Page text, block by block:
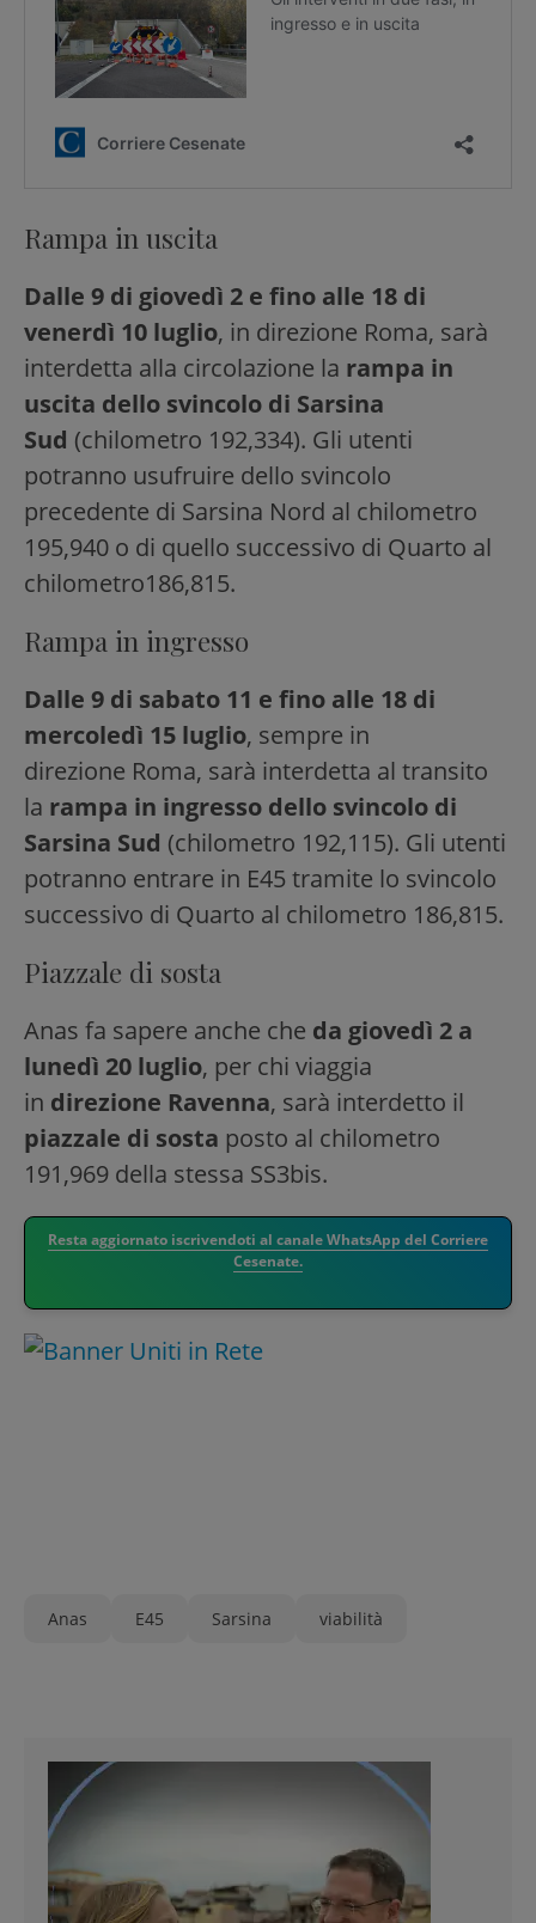
Rampa in uscita
Dalle 9 di giovedì 2 e fino alle 18 di
venerdì 10 luglio, in direzione Roma, sarà
interdetta alla circolazione la rampa in
uscita dello svincolo di Sarsina
Sud (chilometro 192,334). Gli utenti
potranno usufruire dello svincolo
precedente di Sarsina Nord al chilometro
195,940 o di quello successivo di Quarto al
chilometro186,815.
Rampa in ingresso
Dalle 9 di sabato 11 e fino alle 18 di
mercoledì 15 luglio, sempre in
direzione Roma, sarà interdetta al transito
la rampa in ingresso dello svincolo di
Sarsina Sud (chilometro 192,115). Gli utenti
potranno entrare in E45 tramite lo svincolo
successivo di Quarto al chilometro 186,815.
Piazzale di sosta
Anas fa sapere anche che da giovedì 2 a
lunedì 20 luglio, per chi viaggia
in direzione Ravenna, sarà interdetto il
piazzale di sosta posto al chilometro
191,969 della stessa SS3bis.
Resta aggiornato iscrivendoti al canale WhatsApp del Corriere
Cesenate.
Anas E45 Sarsina viabilità